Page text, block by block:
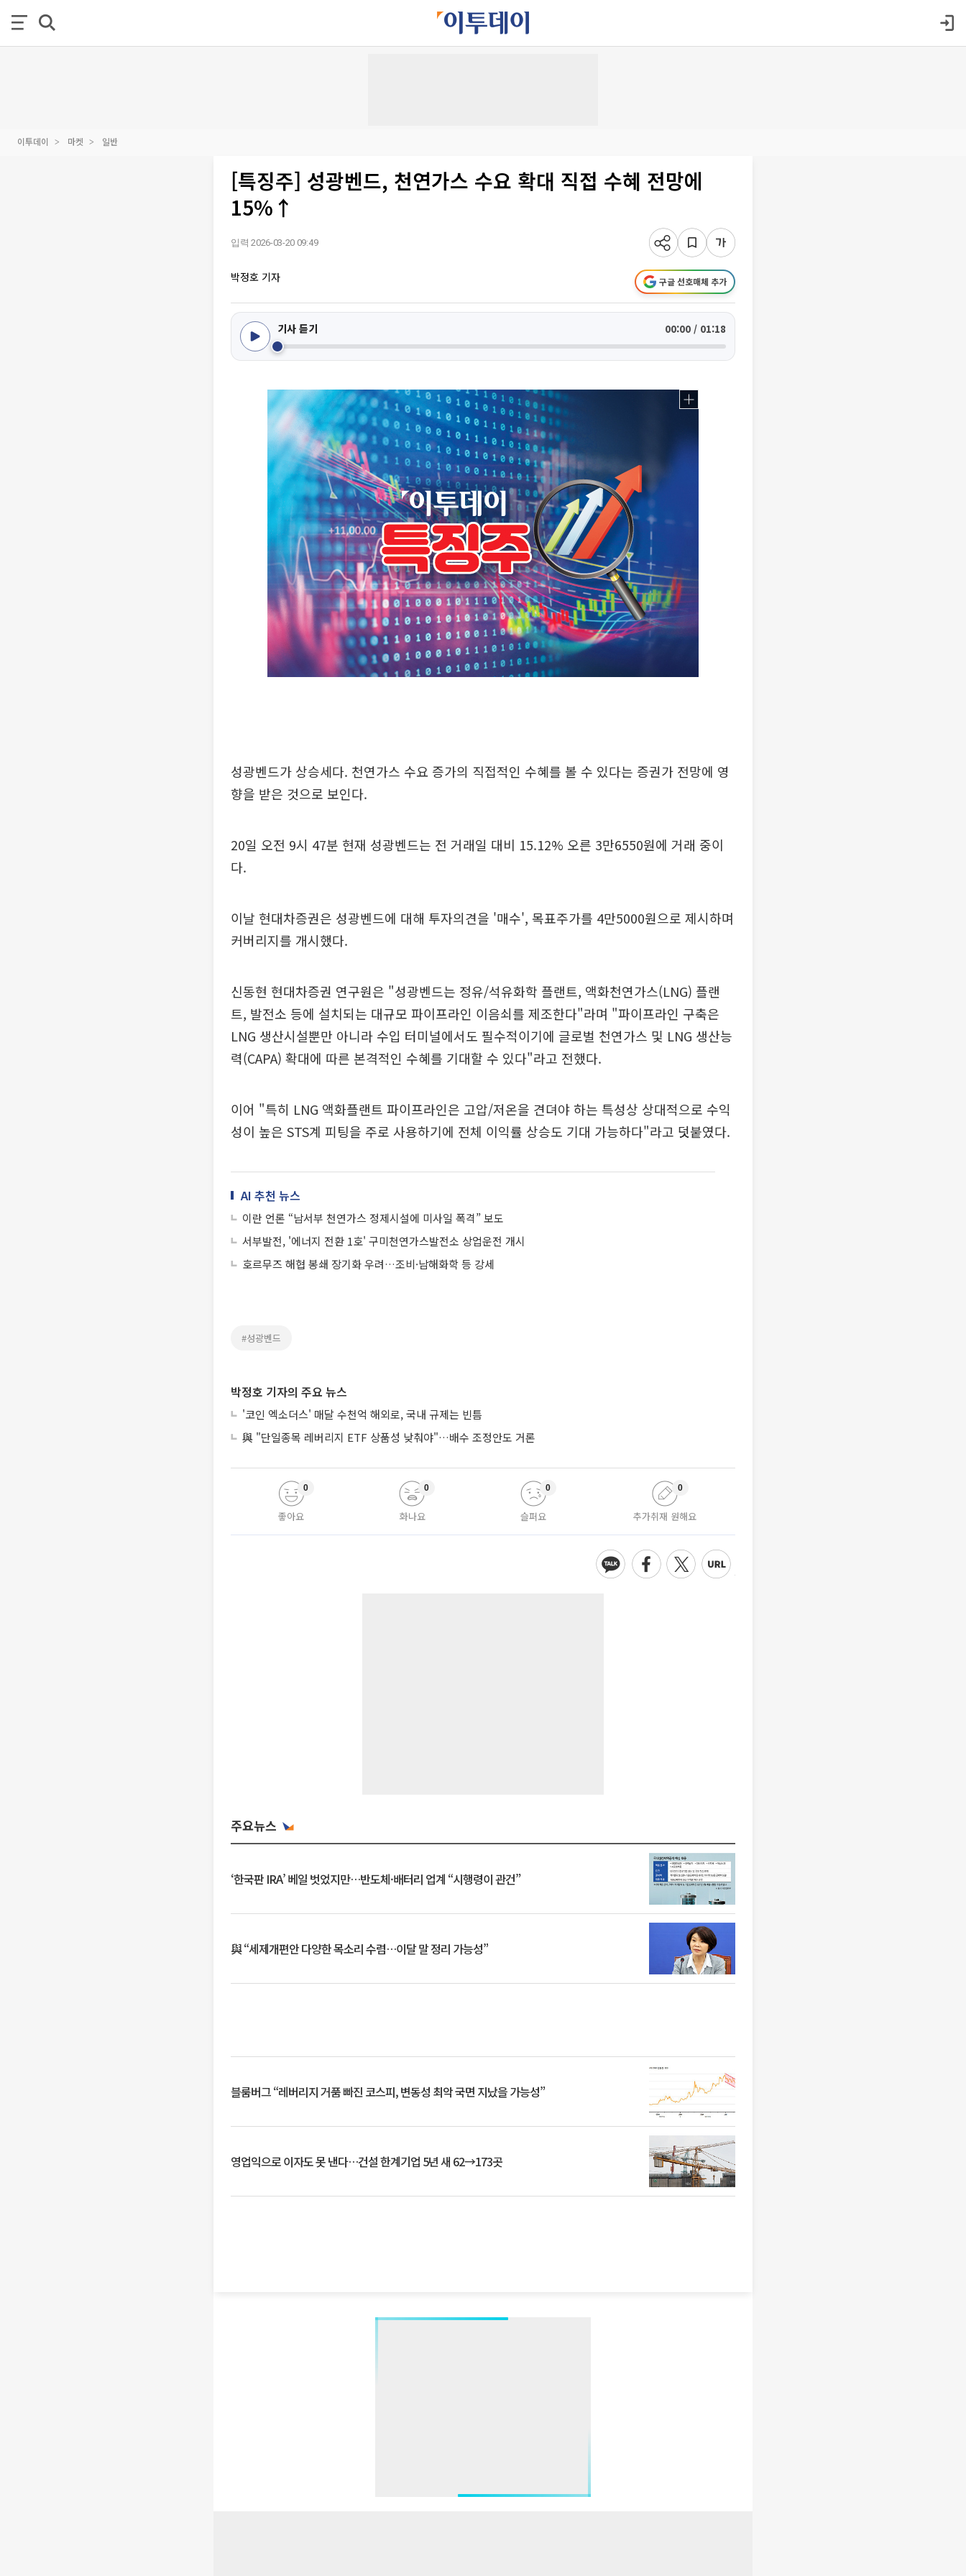
이투데이 마켓 일반
[특징주] 성광벤드, 천연가스 수요 확대 직접 수혜 전망에
15%↑
입력 2026-03-20 09:49
박정호 기자 구글 선호매체 추가
기사 듣기 00:00 / 01:18
성광벤드가 상승세다. 천연가스 수요 증가의 직접적인 수혜를 볼 수 있다는 증권가 전망에 영
향을 받은 것으로 보인다.
20일 오전 9시 47분 현재 성광벤드는 전 거래일 대비 15.12% 오른 3만6550원에 거래 중이
다.
이날 현대차증권은 성광벤드에 대해 투자의견을 '매수', 목표주가를 4만5000원으로 제시하며
커버리지를 개시했다.
신동현 현대차증권 연구원은 "성광벤드는 정유/석유화학 플랜트, 액화천연가스(LNG) 플랜
트, 발전소 등에 설치되는 대규모 파이프라인 이음쇠를 제조한다"라며 "파이프라인 구축은
LNG 생산시설뿐만 아니라 수입 터미널에서도 필수적이기에 글로벌 천연가스 및 LNG 생산능
력(CAPA) 확대에 따른 본격적인 수혜를 기대할 수 있다"라고 전했다.
이어 "특히 LNG 액화플랜트 파이프라인은 고압/저온을 견뎌야 하는 특성상 상대적으로 수익
성이 높은 STS계 피팅을 주로 사용하기에 전체 이익률 상승도 기대 가능하다"라고 덧붙였다.
AI 추천 뉴스
이란 언론 “남서부 천연가스 정제시설에 미사일 폭격” 보도
서부발전, '에너지 전환 1호' 구미천연가스발전소 상업운전 개시
호르무즈 해협 봉쇄 장기화 우려…조비·남해화학 등 강세
#성광벤드
박정호 기자의 주요 뉴스
'코인 엑소더스' 매달 수천억 해외로, 국내 규제는 빈틈
與 "단일종목 레버리지 ETF 상품성 낮춰야"…배수 조정안도 거론
좋아요
0
화나요
0
슬퍼요
0
추가취재 원해요
0
주요뉴스
‘한국판 IRA’ 베일 벗었지만…반도체·배터리 업계 “시행령이 관건”
與 “세제개편안 다양한 목소리 수렴…이달 말 정리 가능성”
블룸버그 “레버리지 거품 빠진 코스피, 변동성 최악 국면 지났을 가능성”
영업익으로 이자도 못 낸다…건설 한계기업 5년 새 62→173곳